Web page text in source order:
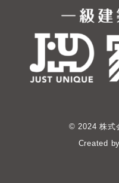
© 2024 株式
Created by